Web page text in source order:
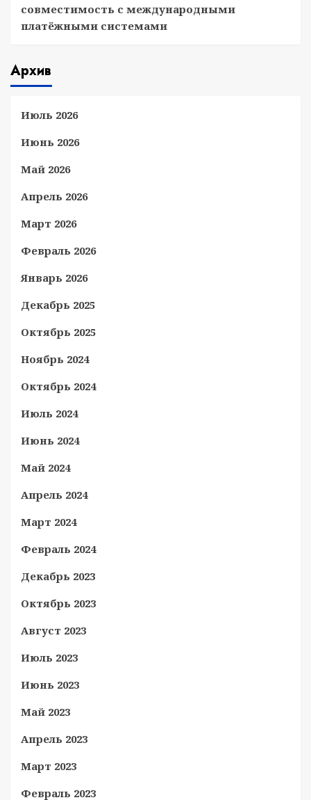
совместимость с международными
платёжными системами
Архив
Июль 2026
Июнь 2026
Май 2026
Апрель 2026
Март 2026
Февраль 2026
Январь 2026
Декабрь 2025
Октябрь 2025
Ноябрь 2024
Октябрь 2024
Июль 2024
Июнь 2024
Май 2024
Апрель 2024
Март 2024
Февраль 2024
Декабрь 2023
Октябрь 2023
Август 2023
Июль 2023
Июнь 2023
Май 2023
Апрель 2023
Март 2023
Февраль 2023